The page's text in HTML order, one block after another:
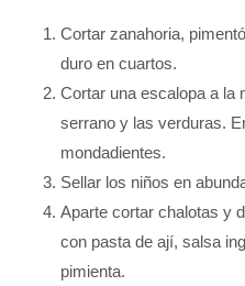
Cortar zanahoria,
duro en cuartos.
Cortar una escalopa a la
serrano y las verduras.
mondadientes.
Sellar los niños en
Aparte cortar chalotas y
con pasta de ají, salsa
pimienta.